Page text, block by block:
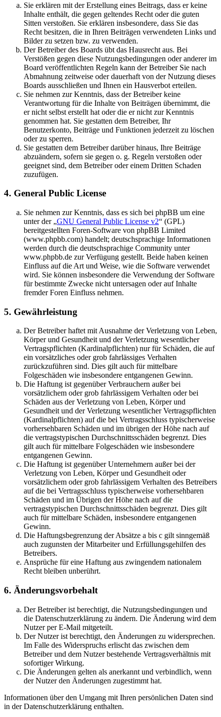
Sie erklären mit der Erstellung eines Beitrags, dass er keine
Inhalte enthält, die gegen geltendes Recht oder die guten
Sitten verstoßen. Sie erklären insbesondere, dass Sie das
Recht besitzen, die in Ihren Beiträgen verwendeten Links und
Bilder zu setzen bzw. zu verwenden.
Der Betreiber des Boards übt das Hausrecht aus. Bei
Verstößen gegen diese Nutzungsbedingungen oder anderer im
Board veröffentlichten Regeln kann der Betreiber Sie nach
Abmahnung zeitweise oder dauerhaft von der Nutzung dieses
Boards ausschließen und Ihnen ein Hausverbot erteilen.
Sie nehmen zur Kenntnis, dass der Betreiber keine
Verantwortung für die Inhalte von Beiträgen übernimmt, die
er nicht selbst erstellt hat oder die er nicht zur Kenntnis
genommen hat. Sie gestatten dem Betreiber, Ihr
Benutzerkonto, Beiträge und Funktionen jederzeit zu löschen
oder zu sperren.
Sie gestatten dem Betreiber darüber hinaus, Ihre Beiträge
abzuändern, sofern sie gegen o. g. Regeln verstoßen oder
geeignet sind, dem Betreiber oder einem Dritten Schaden
zuzufügen.
4. General Public License
Sie nehmen zur Kenntnis, dass es sich bei phpBB um eine
unter der „GNU General Public License v2“ (GPL)
bereitgestellten Foren-Software von phpBB Limited
(www.phpbb.com) handelt; deutschsprachige Informationen
werden durch die deutschsprachige Community unter
www.phpbb.de zur Verfügung gestellt. Beide haben keinen
Einfluss auf die Art und Weise, wie die Software verwendet
wird. Sie können insbesondere die Verwendung der Software
für bestimmte Zwecke nicht untersagen oder auf Inhalte
fremder Foren Einfluss nehmen.
5. Gewährleistung
Der Betreiber haftet mit Ausnahme der Verletzung von Leben,
Körper und Gesundheit und der Verletzung wesentlicher
Vertragspflichten (Kardinalpflichten) nur für Schäden, die auf
ein vorsätzliches oder grob fahrlässiges Verhalten
zurückzuführen sind. Dies gilt auch für mittelbare
Folgeschäden wie insbesondere entgangenen Gewinn.
Die Haftung ist gegenüber Verbrauchern außer bei
vorsätzlichem oder grob fahrlässigem Verhalten oder bei
Schäden aus der Verletzung von Leben, Körper und
Gesundheit und der Verletzung wesentlicher Vertragspflichten
(Kardinalpflichten) auf die bei Vertragsschluss typischerweise
vorhersehbaren Schäden und im übrigen der Höhe nach auf
die vertragstypischen Durchschnittsschäden begrenzt. Dies
gilt auch für mittelbare Folgeschäden wie insbesondere
entgangenen Gewinn.
Die Haftung ist gegenüber Unternehmern außer bei der
Verletzung von Leben, Körper und Gesundheit oder
vorsätzlichem oder grob fahrlässigem Verhalten des Betreibers
auf die bei Vertragsschluss typischerweise vorhersehbaren
Schäden und im Übrigen der Höhe nach auf die
vertragstypischen Durchschnittsschäden begrenzt. Dies gilt
auch für mittelbare Schäden, insbesondere entgangenen
Gewinn.
Die Haftungsbegrenzung der Absätze a bis c gilt sinngemäß
auch zugunsten der Mitarbeiter und Erfüllungsgehilfen des
Betreibers.
Ansprüche für eine Haftung aus zwingendem nationalem
Recht bleiben unberührt.
6. Änderungsvorbehalt
Der Betreiber ist berechtigt, die Nutzungsbedingungen und
die Datenschutzerklärung zu ändern. Die Änderung wird dem
Nutzer per E-Mail mitgeteilt.
Der Nutzer ist berechtigt, den Änderungen zu widersprechen.
Im Falle des Widerspruchs erlischt das zwischen dem
Betreiber und dem Nutzer bestehende Vertragsverhältnis mit
sofortiger Wirkung.
Die Änderungen gelten als anerkannt und verbindlich, wenn
der Nutzer den Änderungen zugestimmt hat.
Informationen über den Umgang mit Ihren persönlichen Daten sind
in der Datenschutzerklärung enthalten.